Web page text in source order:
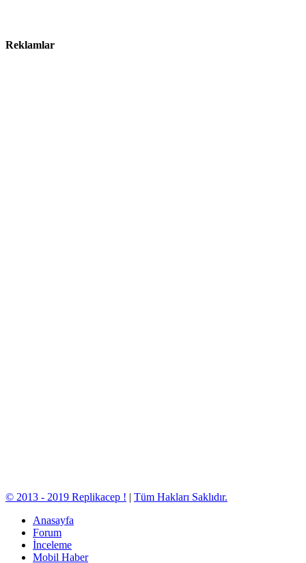
Reklamlar
© 2013 - 2019 Replikacep ! | Tüm Hakları Saklıdır.
Anasayfa
Forum
İnceleme
Mobil Haber